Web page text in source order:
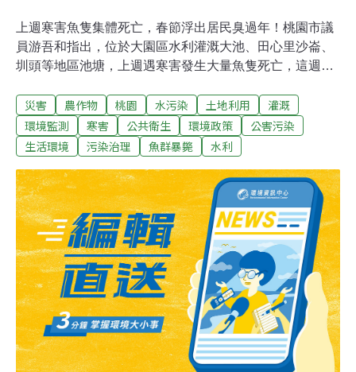
上週寒害魚隻集體死亡，春節浮出居民臭過年！桃園市議
員游吾和指出，位於大園區水利灌溉大池、田心里沙崙、
圳頭等地區池塘，上週遇寒害發生大量魚隻死亡，這週因
魚屍體，發出惡臭令附近4000多戶居民難以忍受，抱怨
「整個過年都臭掉」，也有漁民心痛「本來要打撈賣魚，
現在只能打撈屍體」。游吾和說，但若魚隻死亡，會影響
到附近農業灌溉用水，水利會仍然依照舊有模式，任池塘
給漁民養殖，過去就發生過桃園沿海吳郭魚大量死亡事
件，而這次又因強烈寒流來襲，造成上千隻魚隻死亡，且
嚴重影響水質，已請農業局、環保局、水務局等單位介入
處理。
災害 農作物 桃園 水污染 土地利用
灌溉
環境監測
寒害 公共衛生 環境政策
公害污染
生活環境
污染治理 魚群暴斃 水利